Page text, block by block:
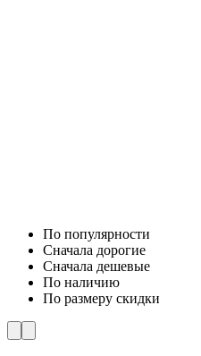
По популярности
Cначала дорогие
Cначала дешевые
По наличию
По размеру скидки